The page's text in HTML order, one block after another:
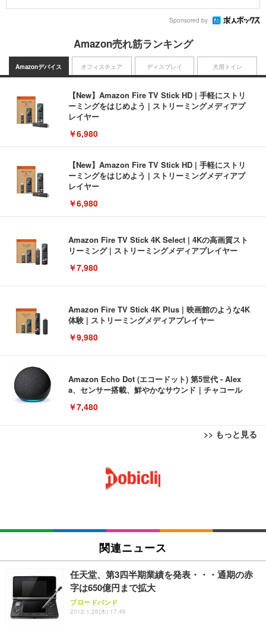
Sponsored by
Amazon売れ筋ランキング
Amazonデバイス
【New】Amazon Fire TV Stick HD | 手軽にストリ
ーミングをはじめよう | ストリーミングメディアプ
レイヤー
￥6,980
【New】Amazon Fire TV Stick HD | 手軽にストリ
ーミングをはじめよう | ストリーミングメディアプ
レイヤー
￥6,980
Amazon Fire TV Stick 4K Select | 4Kの高画質スト
リーミング | ストリーミングメディアプレイヤー
￥7,980
Amazon Fire TV Stick 4K Plus | 映画館のような4K
体験 | ストリーミングメディアプレイヤー
￥9,980
Amazon Echo Dot (エコードット) 第5世代 - Alex
a、センサー搭載、鮮やかなサウンド｜チャコール
￥7,480
>> もっと見る
オフィスチェア
い 跳ね上げ式アームレスト コンパクト 約105度ロッ
キング pc 事務椅子 360度回転 座面昇降 強化ナイロ
ン樹脂ベース 通気性メッシュ 在宅ワーク H-WY01
SIHOO B100 オフィスチェア／デスクチェア メッシ
ュチェア 人間工学 疲れない ブラック
￥27,999
Sezlife オフィスチェア デスクチェア 疲れない テレ
ワーク チェア 強化バックレスト 30度ロッキング機
能 人間工学 椅子 腰サポート 90度跳ね上げ式アーム
ディスプレイ
EV3240X-WT | 31.5型4K UHD・USB Type-C・ホワ
EIZO ビジネス向けプレミアムモニター | FlexScan
【純正品】27"ゲーミングモニター DualSense 充電
フック付き（CFI-ZDM1J）
犬用トイレ
回使い捨て 無香料 ホワイト 300枚
Amazonベーシック ペットシーツ 厚型 ワイド 42枚
x2袋(84枚) ホワイト(吸収面:ライトブルー)
￥3,234
ネオ・ルーライフ ネオ・オムツ L 中型犬用 26枚入
り 単品
関連ニュース
任天堂、第3四半期業績を発表・・・通期の赤
字は650億円まで拡大
ブロードバンド
2012.1.26(木) 17:46